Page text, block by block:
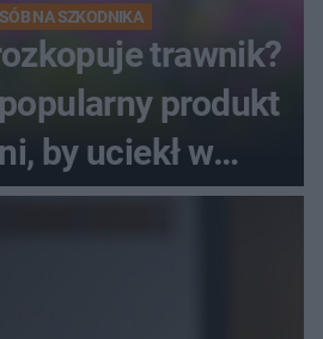
NA SZKODNIKA
trawnik?
produkt
by uciekł w